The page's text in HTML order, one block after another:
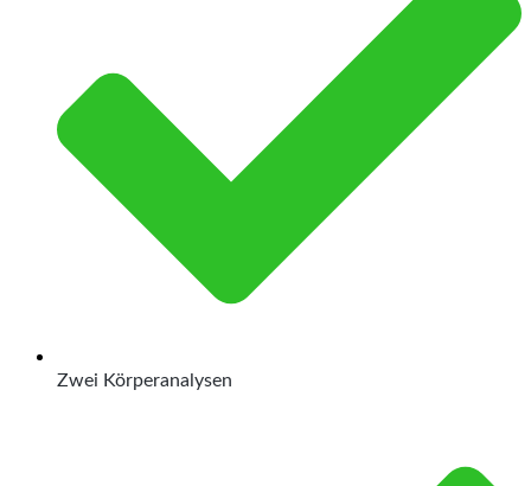
Zwei Körperanalysen